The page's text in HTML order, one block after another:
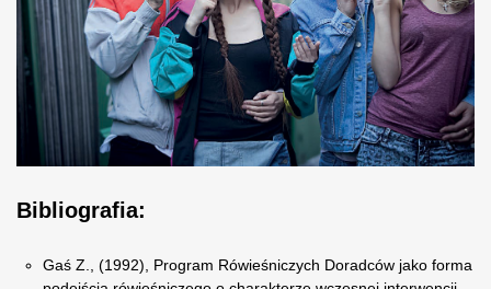
Bibliografia:
Gaś Z., (1992), Program Rówieśniczych Doradców jako forma